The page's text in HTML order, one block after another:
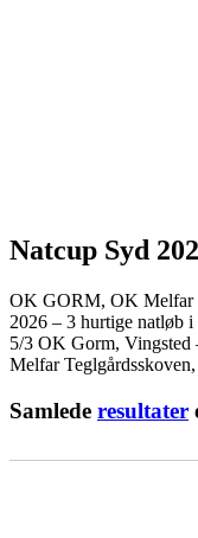
Natcup Syd
OK GORM, OK Melfar
2026 – 3 hurtige natløb i
5/3 OK Gorm,
Melfar
Samlede resultater